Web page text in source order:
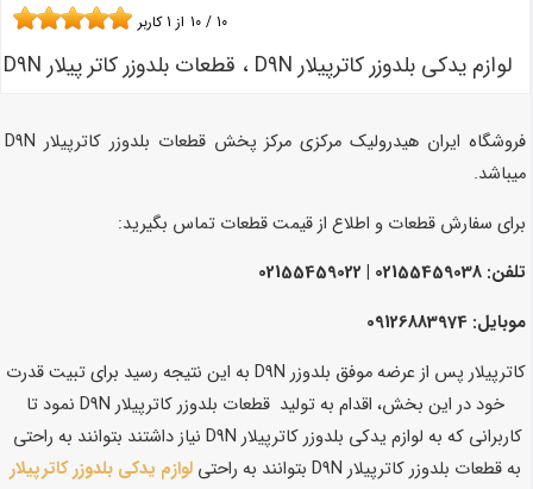
لوازم یدکی بلدوزر کاترپیلار D9N ، قطعات بلدوزر کاتر پیلار D9N
10 / 10 از 1کاربر
فروشگاه ایران هیدرولیک مرکزی مرکز پخش قطعات بلدوزر کاترپیلار D9N
میباشد.
برای سفارش قطعات و اطلاع از قیمت قطعات تماس بگیرید:
تلفن: 02155459038 | 02155459022
موبایل: 09126883974
کاترپیلار پس از عرضه موفق بلدوزر D9N به این نتیجه رسید برای تبیت قدرت
خود در این بخش، اقدام به تولید قطعات بلدوزر کاترپیلار D9N نمود تا
کاربرانی که به لوازم یدکی بلدوزر کاترپیلار D9N نیاز داشتند بتوانند به راحتی
به قطعات بلدوزر کاترپیلار D9N بتوانند به راحتی
لوازم یدکی بلدوزر کاترپیلار